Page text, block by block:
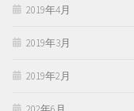
2019年4月
2019年3月
2019年2月